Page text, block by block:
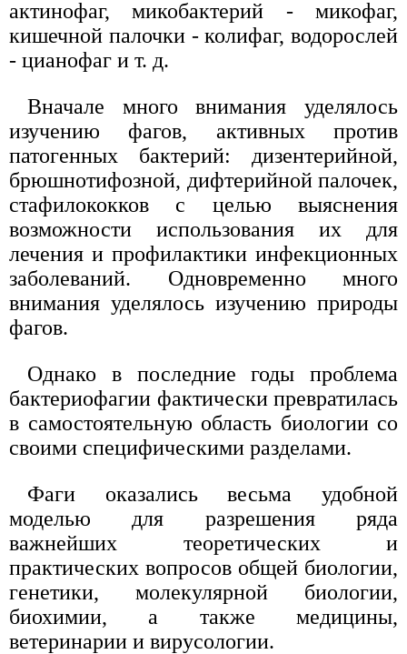
актинофаг, микобактерий - микофаг,
кишечной палочки - колифаг, водорослей
- цианофаг и т. д.
Вначале много внимания уделялось
изучению фагов, активных против
патогенных бактерий: дизентерийной,
брюшнотифозной, дифтерийной палочек,
стафилококков с целью выяснения
возможности использования их для
лечения и профилактики инфекционных
заболеваний. Одновременно много
внимания уделялось изучению природы
фагов.
Однако в последние годы проблема
бактериофагии фактически превратилась
в самостоятельную область биологии со
своими специфическими разделами.
Фаги оказались весьма удобной
моделью для разрешения ряда
важнейших теоретических и
практических вопросов общей биологии,
генетики, молекулярной биологии,
биохимии, а также медицины,
ветеринарии и вирусологии.